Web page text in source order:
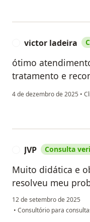
victor ladeira
ótimo
tratamento e
4 de dezembro de 2025 •
JVP Consulta
Muito didática e
resolveu meu
12 de setembro de 2025
• Consultório para